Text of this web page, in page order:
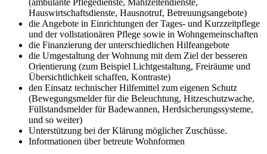
Hauswirtschaftsdienste, Hausnotruf, Betreuungsangebote)
die Angebote in Einrichtungen der Tages- und Kurzzeitpflege
und der vollstationären Pflege sowie in Wohngemeinschaften
die Finanzierung der unterschiedlichen Hilfeangebote
die Umgestaltung der Wohnung mit dem Ziel der besseren
Orientierung (zum Beispiel Lichtgestaltung, Freiräume und
Übersichtlichkeit schaffen, Kontraste)
den Einsatz technischer Hilfemittel zum eigenen Schutz
(Bewegungsmelder für die Beleuchtung, Hitzeschutzwache,
Füllstandsmelder für Badewannen, Herdsicherungssysteme,
und so weiter)
Unterstützung bei der Klärung möglicher Zuschüsse.
Informationen über betreute Wohnformen